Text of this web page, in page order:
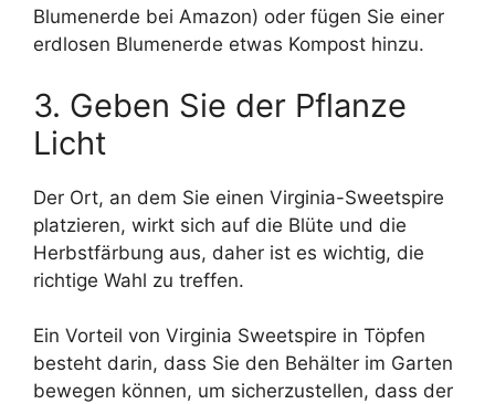
Blumenerde bei Amazon) oder fügen Sie einer
erdlosen Blumenerde etwas Kompost hinzu.
3. Geben Sie der Pflanze
Licht
Der Ort, an dem Sie einen Virginia-Sweetspire
platzieren, wirkt sich auf die Blüte und die
Herbstfärbung aus, daher ist es wichtig, die
richtige Wahl zu treffen.
Ein Vorteil von Virginia Sweetspire in Töpfen
besteht darin, dass Sie den Behälter im Garten
bewegen können, um sicherzustellen, dass der